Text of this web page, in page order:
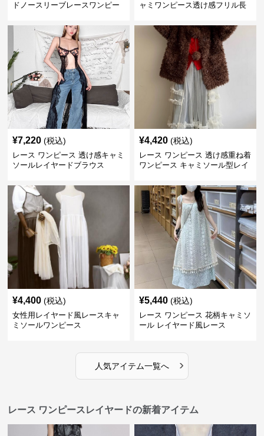
ドノースリーブレースワンピー
ャミワンピース透け感フリル長
¥7,220 (税込)
レース ワンピース 透け感キャミ
ソールレイヤードブラウス
¥4,420 (税込)
レース ワンピース 透け感重ね着
ワンピース キャミソール型レイ
¥4,400 (税込)
女性用レイヤード風レースキャ
ミソールワンピース
¥5,440 (税込)
レース ワンピース 花柄キャミソ
ール レイヤード風レース
人気アイテム一覧へ ›
レース ワンピースレイヤードの新着アイテム